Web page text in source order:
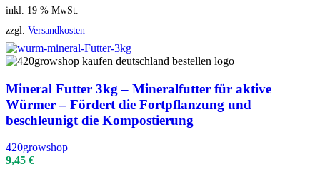
inkl. 19 % MwSt.
zzgl. Versandkosten
Mineral Futter 3kg – Mineralfutter für aktive
Würmer – Fördert die Fortpflanzung und
beschleunigt die Kompostierung
420growshop
9,45 €